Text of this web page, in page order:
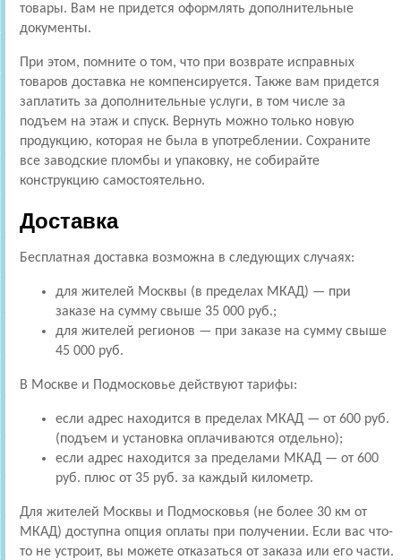
товары. Вам не придется оформлять дополнительные
документы.
При этом, помните о том, что при возврате исправных
товаров доставка не компенсируется. Также вам придется
заплатить за дополнительные услуги, в том числе за
подъем на этаж и спуск. Вернуть можно только новую
продукцию, которая не была в употреблении. Сохраните
все заводские пломбы и упаковку, не собирайте
конструкцию самостоятельно.
Доставка
Бесплатная доставка возможна в следующих случаях:
для жителей Москвы (в пределах МКАД) — при
заказе на сумму свыше 35 000 руб.;
для жителей регионов — при заказе на сумму свыше
45 000 руб.
В Москве и Подмосковье действуют тарифы:
если адрес находится в пределах МКАД — от 600 руб.
(подъем и установка оплачиваются отдельно);
если адрес находится за пределами МКАД — от 600
руб. плюс от 35 руб. за каждый километр.
Для жителей Москвы и Подмосковья (не более 30 км от
МКАД) доступна опция оплаты при получении. Если вас что-
то не устроит, вы можете отказаться от заказа или его части.